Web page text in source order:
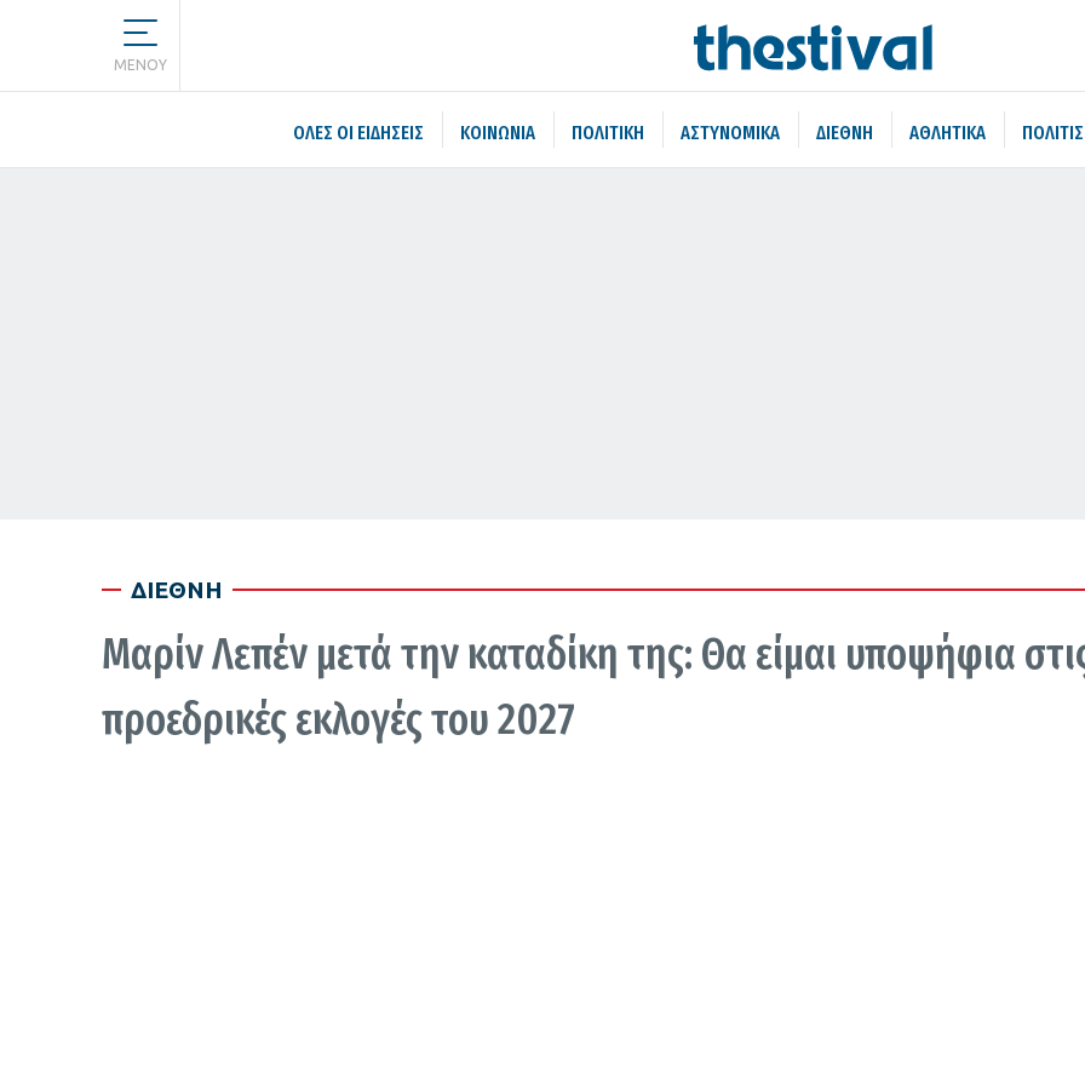
MENOY
ΌΛΕΣ ΟΙ ΕΙΔΉΣΕΙΣ ΚΟΙΝΩΝΙΑ ΠΟΛΙΤΙΚΗ ΑΣΤΥΝΟΜΙΚΑ ΔΙΕΘΝΗ ΑΘΛΗΤΙΚΑ
ΔΙΕΘΝΗ
Μαρίν Λεπέν μετά την καταδίκη της: Θα είμαι υποψήφια
προεδρικές εκλογές του 2027